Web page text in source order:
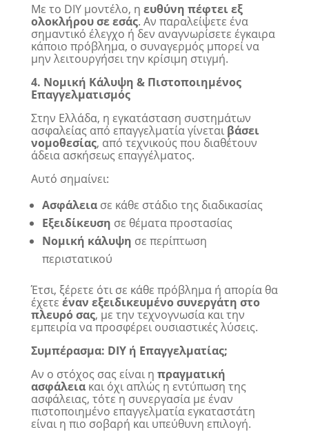
Με το DIY μοντέλο, η ευθύνη πέφτει εξ
ολοκλήρου σε εσάς. Αν παραλείψετε ένα
σημαντικό έλεγχο ή δεν αναγνωρίσετε έγκαιρα
κάποιο πρόβλημα, ο συναγερμός μπορεί να
μην λειτουργήσει την κρίσιμη στιγμή.
4. Νομική Κάλυψη & Πιστοποιημένος
Επαγγελματισμός
Στην Ελλάδα, η εγκατάσταση συστημάτων
ασφαλείας από επαγγελματία γίνεται βάσει
νομοθεσίας, από τεχνικούς που διαθέτουν
άδεια ασκήσεως επαγγέλματος.
Αυτό σημαίνει:
Ασφάλειασε κάθε στάδιο της διαδικασίας
Εξειδίκευση σε θέματα προστασίας
Νομική κάλυψη σε περίπτωση
περιστατικού
Έτσι, ξέρετε ότι σε κάθε πρόβλημα ή απορία θα
έχετε έναν εξειδικευμένο συνεργάτη στο
πλευρό σας, με την τεχνογνωσία και την
εμπειρία να προσφέρει ουσιαστικές λύσεις.
Συμπέρασμα: DIY ή Επαγγελματίας;
Αν ο στόχος σας είναι η πραγματική
ασφάλειακαι όχι απλώς η εντύπωση της
ασφάλειας, τότε η συνεργασία με έναν
πιστοποιημένο επαγγελματία εγκαταστάτη
είναι η πιο σοβαρή και υπεύθυνη επιλογή.